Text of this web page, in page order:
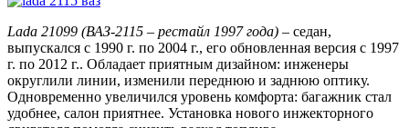
Lada 21099 (ВАЗ-2115 – рестайл 1997 года) – седан,
выпускался с 1990 г. по 2004 г., его обновленная версия с 1997
г. по 2012 г.. Обладает приятным дизайном: инженеры
округлили линии, изменили переднюю и заднюю оптику.
Одновременно увеличился уровень комфорта: багажник стал
удобнее, салон приятнее. Установка нового инжекторного